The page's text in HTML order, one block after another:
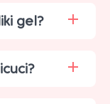
gel?